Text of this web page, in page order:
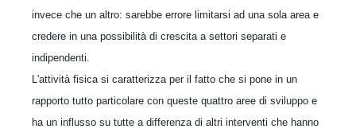
invece che un altro: sarebbe errore limitarsi ad una sola area e
credere in una possibilità di crescita a settori separati e
indipendenti.
L'attività fisica si caratterizza per il fatto che si pone in un
rapporto tutto particolare con queste quattro aree di sviluppo e
ha un influsso su tutte a differenza di altri interventi che hanno